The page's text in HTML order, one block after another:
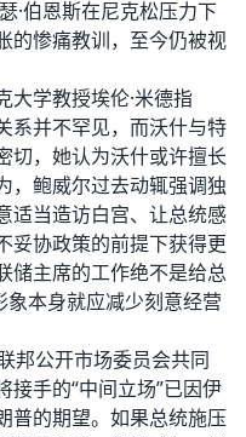
·伯恩斯在尼克松压力下
的惨痛教训，至今仍被视
学教授埃伦·米德指
系并不罕见，而沃什与特
切，她认为沃什或许擅长
，鲍威尔过去动辄强调独
适当造访白宫、让总统感
妥协政策的前提下获得更
储主席的工作绝不是给总
象本身就应减少刻意经营
公开市场委员会共同
接手的“中间立场”已因伊
普的期望。如果总统施压